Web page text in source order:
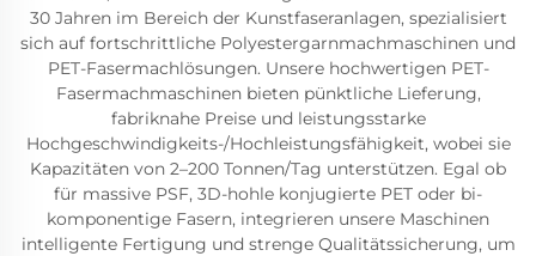
30 Jahren im Bereich der Kunstfaseranlagen, spezialisiert
sich auf fortschrittliche Polyestergarnmachmaschinen und
PET-Fasermachlösungen. Unsere hochwertigen PET-
Fasermachmaschinen bieten pünktliche Lieferung,
fabriknahe Preise und leistungsstarke
Hochgeschwindigkeits-/Hochleistungsfähigkeit, wobei sie
Kapazitäten von 2–200 Tonnen/Tag unterstützen. Egal ob
für massive PSF, 3D-hohle konjugierte PET oder bi-
komponentige Fasern, integrieren unsere Maschinen
intelligente Fertigung und strenge Qualitätssicherung, um